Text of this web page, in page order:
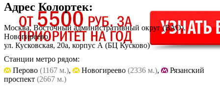
Адрес Колортек:
Москва, Восточный административный округ (ВАО).
Новогиреево
ул. Кусковская, 20а, корпус А (БЦ Кусково)
Станции метро рядом:
Перово (1167 м.), Новогиреево (2336 м.),
Рязанский
проспект (2667 м.)